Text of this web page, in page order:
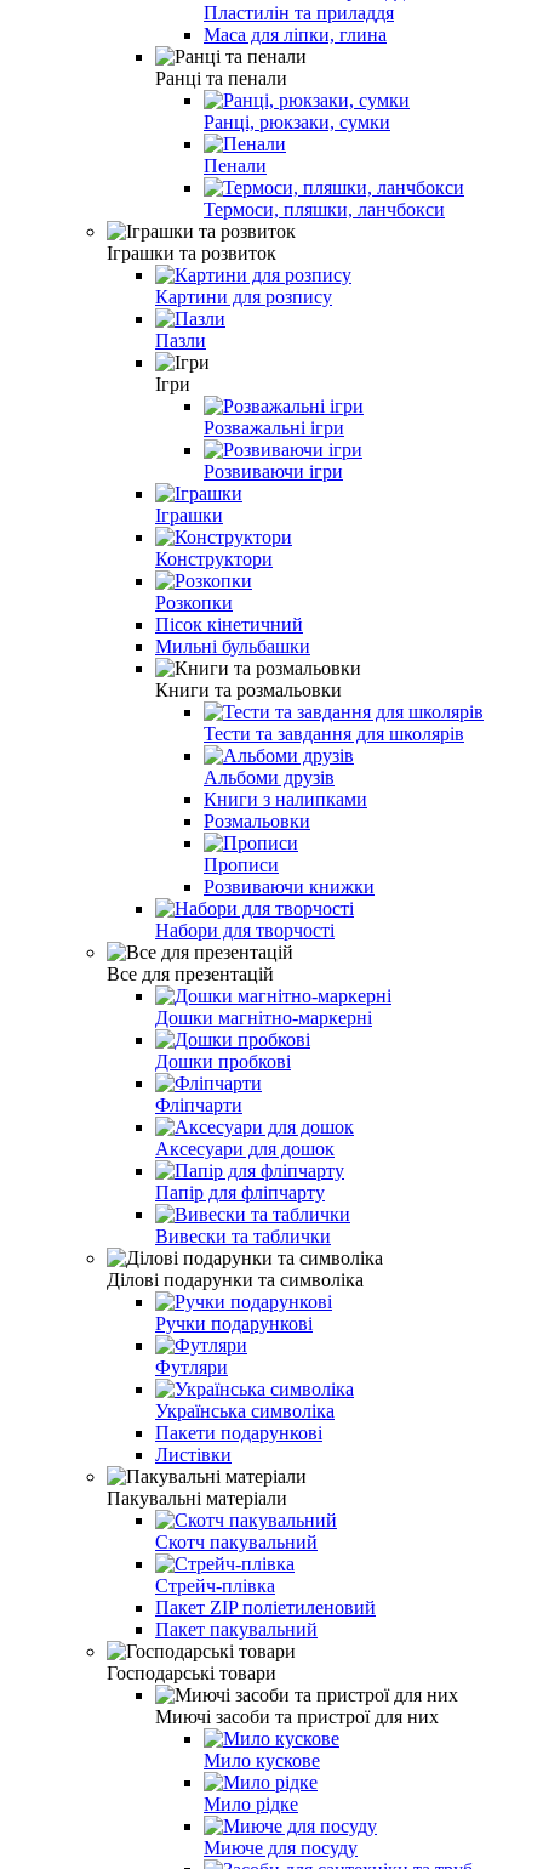
Пластилін та приладдя
Маса для ліпки, глина
Ранці та пенали
Ранці, рюкзаки, сумки
Пенали
Термоси, пляшки, ланчбокси
Іграшки та розвиток
Картини для розпису
Пазли
Ігри
Розважальні ігри
Розвиваючи iгри
Іграшки
Конструктори
Розкопки
Пiсок кiнетичний
Мильні бульбашки
Книги та розмальовки
Тести та завдання для школярiв
Альбоми друзiв
Книги з налипками
Розмальовки
Прописи
Розвиваючи книжки
Набори для творчості
Все для презентацій
Дошки магнітно-маркерні
Дошки пробкові
Фліпчарти
Аксесуари для дошок
Папір для фліпчарту
Вивески та таблички
Ділові подарунки та символіка
Ручки подарункові
Футляри
Українська символіка
Пакети подарунковi
Листiвки
Пакувальні матеріали
Скотч пакувальний
Стрейч-плівка
Пакет ZIP полiетиленовий
Пакет пакувальний
Господарські товари
Миючі засоби та пристрої для них
Мило кускове
Мило рiдке
Миюче для посуду